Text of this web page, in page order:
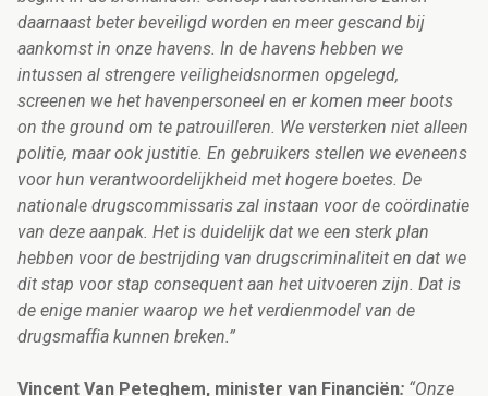
daarnaast beter beveiligd worden en meer gescand bij
aankomst in onze havens. In de havens hebben we
intussen al strengere veiligheidsnormen opgelegd,
screenen we het havenpersoneel en er komen meer boots
on the ground om te patrouilleren. We versterken niet alleen
politie, maar ook justitie. En gebruikers stellen we eveneens
voor hun verantwoordelijkheid met hogere boetes. De
nationale drugscommissaris zal instaan voor de coördinatie
van deze aanpak. Het is duidelijk dat we een sterk plan
hebben voor de bestrijding van drugscriminaliteit en dat we
dit stap voor stap consequent aan het uitvoeren zijn. Dat is
de enige manier waarop we het verdienmodel van de
drugsmaffia kunnen breken.”
Vincent Van Peteghem, minister van Financiën: “Onze